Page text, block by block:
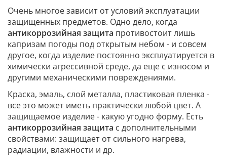
Очень многое зависит от условий эксплуатации
защищенных предметов. Одно дело, когда
антикоррозийная защита противостоит лишь
капризам погоды под открытым небом - и совсем
другое, когда изделие постоянно эксплуатируется в
химически агрессивной среде, да еще с износом и
другими механическими повреждениями.
Краска, эмаль, слой металла, пластиковая пленка -
все это может иметь практически любой цвет. А
защищаемое изделие - какую угодно форму. Есть
антикоррозийная защита с дополнительными
свойствами: защищает от сильного нагрева,
радиации, влажности и др.